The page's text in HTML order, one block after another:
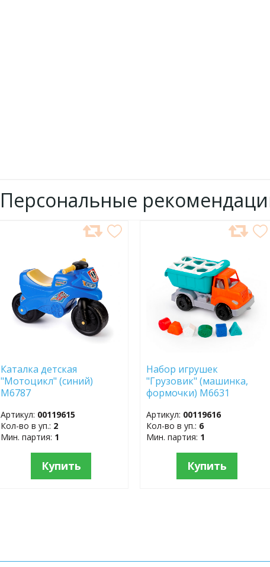
Персональные
Каталка детская
"Мотоцикл" (синий)
М6787
Артикул: 00119615
Кол-во в уп.: 2
Мин. партия: 1
Купить
ИЗБРАННОЕ
Набор игрушек
"Грузовик" (машинка,
формочки) М6631
Артикул: 00119616
Кол-во в уп.: 6
Мин. партия: 1
Купить